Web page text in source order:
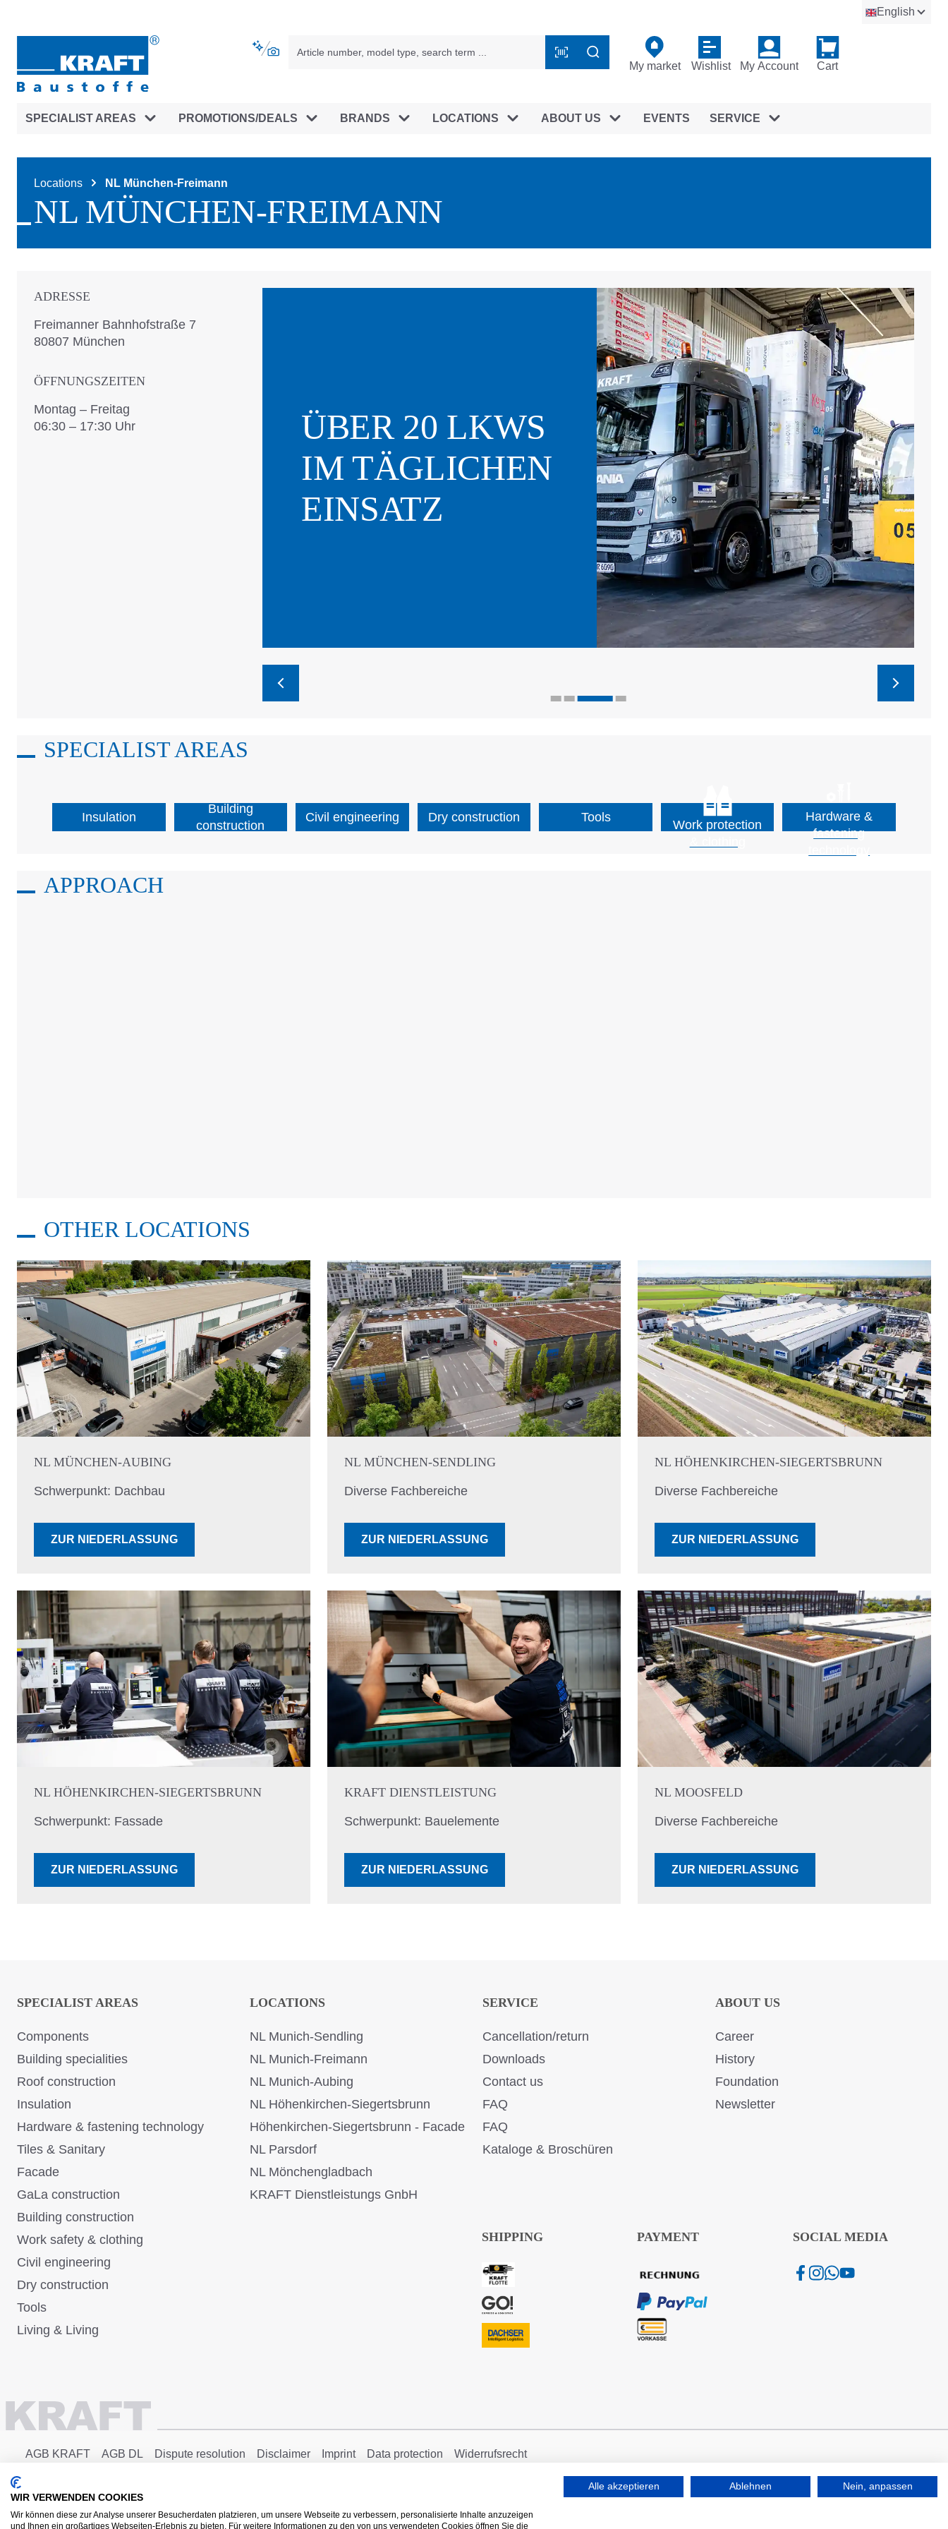
English
My market Wishlist My Account Cart
SPECIALIST AREAS PROMOTIONS/DEALS BRANDS LOCATIONS ABOUT US EVENTS SERVICE
Locations NL München-Freimann
NL MÜNCHEN-FREIMANN
ADRESSE
Freimanner Bahnhofstraße 7
80807 München
ÖFFNUNGSZEITEN
Montag – Freitag
06:30 – 17:30 Uhr
ÜBER 20 LKWS
IM TÄGLICHEN
EINSATZ
SPECIALIST AREAS
Insulation
Building
construction
Civil engineering Dry construction Tools
Work protection
Hardware &
fastening
APPROACH
OTHER LOCATIONS
NL MÜNCHEN-AUBING
Schwerpunkt: Dachbau
ZUR NIEDERLASSUNG
NL MÜNCHEN-SENDLING
Diverse Fachbereiche
ZUR NIEDERLASSUNG
NL HÖHENKIRCHEN-SIEGERTSBRUNN
Diverse Fachbereiche
ZUR NIEDERLASSUNG
NL HÖHENKIRCHEN-SIEGERTSBRUNN
Schwerpunkt: Fassade
ZUR NIEDERLASSUNG
KRAFT DIENSTLEISTUNG
Schwerpunkt: Bauelemente
ZUR NIEDERLASSUNG
NL MOOSFELD
Diverse Fachbereiche
ZUR NIEDERLASSUNG
SPECIALIST AREAS
Components
Building specialities
Roof construction
Insulation
Hardware & fastening technology
Tiles & Sanitary
Facade
GaLa construction
Building construction
Work safety & clothing
Civil engineering
Dry construction
Tools
Living & Living
LOCATIONS
NL Munich-Sendling
NL Munich-Freimann
NL Munich-Aubing
NL Höhenkirchen-Siegertsbrunn
Höhenkirchen-Siegertsbrunn - Facade
NL Parsdorf
NL Mönchengladbach
KRAFT Dienstleistungs GnbH
SERVICE
Cancellation/return
Downloads
Contact us
FAQ
FAQ
Kataloge & Broschüren
ABOUT US
Career
History
Foundation
Newsletter
SHIPPING PAYMENT SOCIAL MEDIA
AGB KRAFT AGB DL Dispute resolution Disclaimer Imprint Data protection Widerrufsrecht
WIR VERWENDEN COOKIES
Wir können diese zur Analyse unserer Besucherdaten platzieren, um unsere Webseite zu verbessern, personalisierte Inhalte anzuzeigen
und Ihnen ein großartiges Webseiten-Erlebnis zu bieten. Für weitere Informationen zu den von uns verwendeten Cookies öffnen Sie die
Alle akzeptieren Ablehnen Nein, anpassen